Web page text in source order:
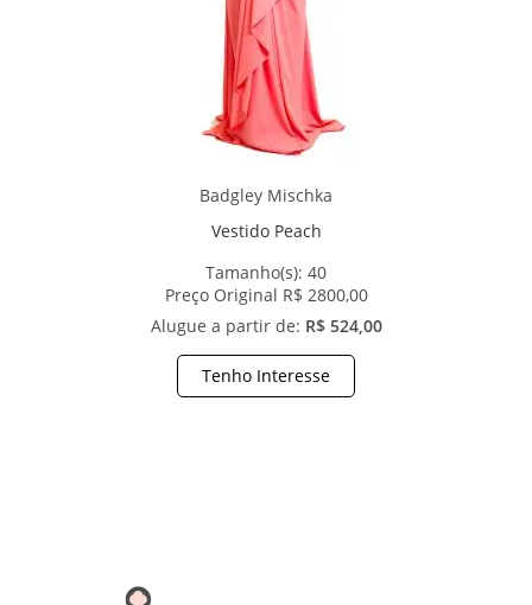
Badgley Mischka
Vestido Peach
Tamanho(s): 40
Preço Original R$ 2800,00
Alugue a partir de: R$ 524,00
Tenho Interesse